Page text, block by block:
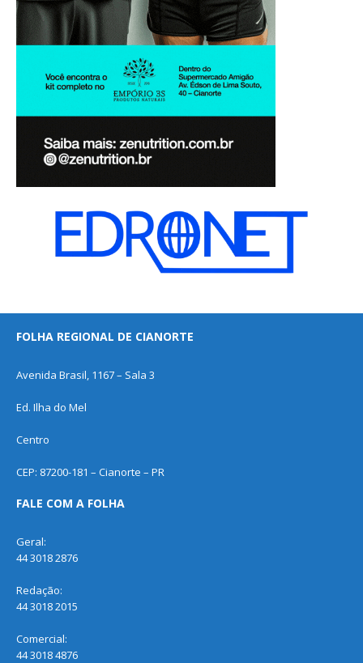
FOLHA REGIONAL DE CIANORTE
Avenida Brasil, 1167 – Sala 3
Ed. Ilha do Mel
Centro
CEP: 87200-181 – Cianorte – PR
FALE COM A FOLHA
Geral:
44 3018 2876
Redação:
44 3018 2015
Comercial:
44 3018 4876